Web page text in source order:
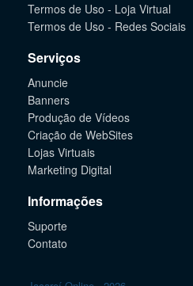
Termos de Uso - Loja Virtual
Termos de Uso - Redes Sociais
Serviços
Anuncie
Banners
Produção de Vídeos
Criação de WebSites
Lojas Virtuais
Marketing Digital
Informações
Suporte
Contato